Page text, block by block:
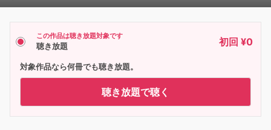
この作品は聴き放題対象です
聴き放題 初回 ¥0
対象作品なら何冊でも聴き放題。
聴き放題で聴く